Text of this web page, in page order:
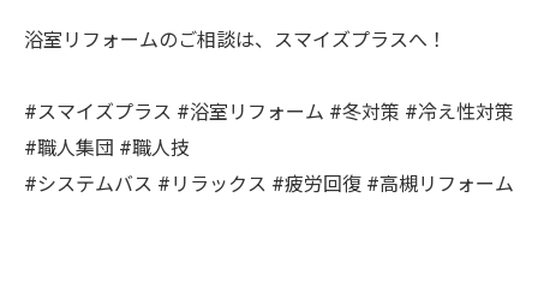
⁡浴室リフォームのご相談は、スマイズプラスへ！
#スマイズプラス #浴室リフォーム #冬対策 #冷え性対策
#職人集団 #職人技
#システムバス #リラックス #疲労回復 #高槻リフォーム